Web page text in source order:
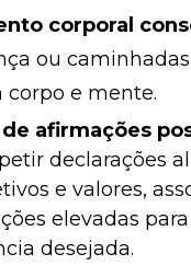
corporal
ou
e mente.
afirmações
declarações
e valores,
elevadas
desejada.